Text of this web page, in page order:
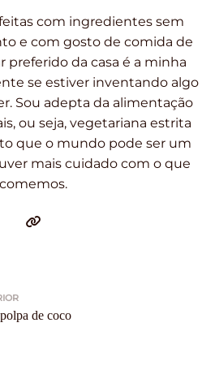
com ingredientes sem
e com gosto de comida de
preferido da casa é a minha
se estiver inventando algo
Sou adepta da alimentação
ou seja, vegetariana estrita
que o mundo pode ser um
mais cuidado com o que
comemos.
de coco